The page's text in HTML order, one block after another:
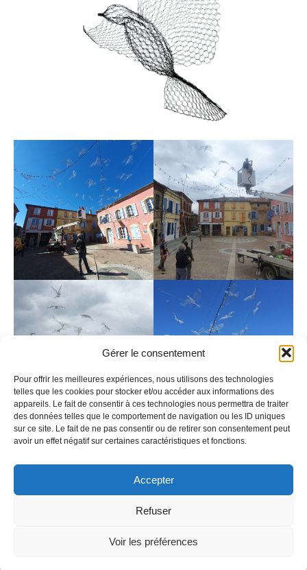
Gérer le consentement
Pour offrir les meilleures expériences, nous utilisons des technologies
telles que les cookies pour stocker et/ou accéder aux informations des
appareils. Le fait de consentir à ces technologies nous permettra de traiter
des données telles que le comportement de navigation ou les ID uniques
sur ce site. Le fait de ne pas consentir ou de retirer son consentement peut
avoir un effet négatif sur certaines caractéristiques et fonctions.
Accepter
Refuser
Voir les préférences
CONTACTACTUALITÉSABONNEMENT À LA NEWSLETTER
MENTIONS LÉGALES
:
© 2026 Galerie du Philosophe. Created with
WordPress and